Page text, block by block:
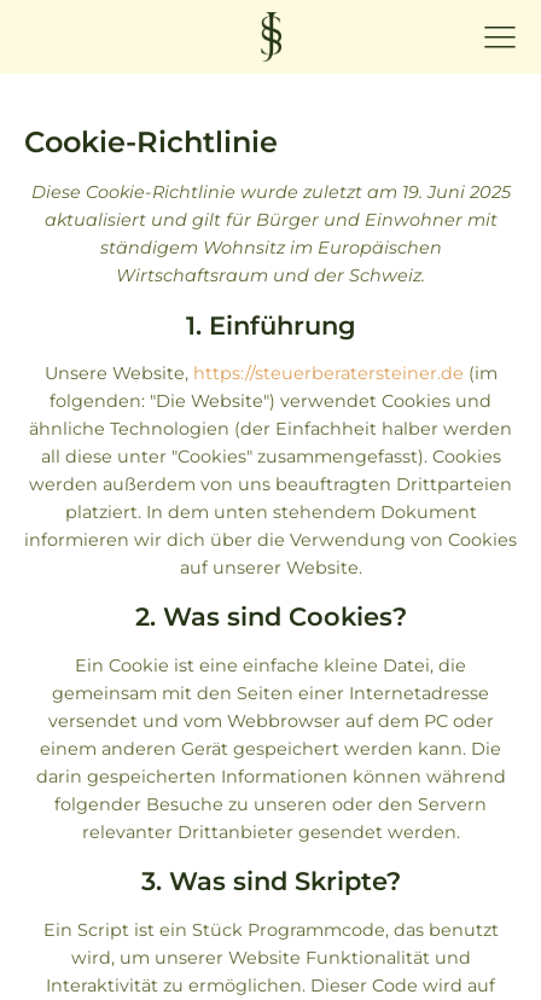
Cookie-Richtlinie
Diese Cookie-Richtlinie wurde zuletzt am 19. Juni 2025
aktualisiert und gilt für Bürger und Einwohner mit
ständigem Wohnsitz im Europäischen
Wirtschaftsraum und der Schweiz.
1. Einführung
Unsere Website, https://steuerberatersteiner.de (im
folgenden: "Die Website") verwendet Cookies und
ähnliche Technologien (der Einfachheit halber werden
all diese unter "Cookies" zusammengefasst). Cookies
werden außerdem von uns beauftragten Drittparteien
platziert. In dem unten stehendem Dokument
informieren wir dich über die Verwendung von Cookies
auf unserer Website.
2. Was sind Cookies?
Ein Cookie ist eine einfache kleine Datei, die
gemeinsam mit den Seiten einer Internetadresse
versendet und vom Webbrowser auf dem PC oder
einem anderen Gerät gespeichert werden kann. Die
darin gespeicherten Informationen können während
folgender Besuche zu unseren oder den Servern
relevanter Drittanbieter gesendet werden.
3. Was sind Skripte?
Ein Script ist ein Stück Programmcode, das benutzt
wird, um unserer Website Funktionalität und
Interaktivität zu ermöglichen. Dieser Code wird auf